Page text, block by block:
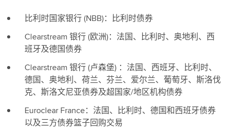
比利时国家银行 (NBB)：比利时债券
Clearstream 银行 (欧洲)：法国、比利时、奥地利、西
班牙及德国债券
Clearstream 银行 (卢森堡) ：法国、西班牙、比利时、
德国、奥地利、荷兰、芬兰、爱尔兰、葡萄牙、斯洛伐
克、斯洛文尼亚债券及超国家/地区机构债券
Euroclear France：法国、比利时、德国和西班牙债券
以及三方债券篮子回购交易